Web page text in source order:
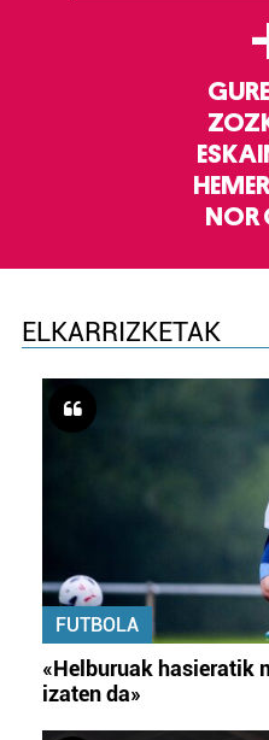
NOR
ELKARRIZKETAK
FUTBOLA
«Helburuak hasieratik
izaten da»